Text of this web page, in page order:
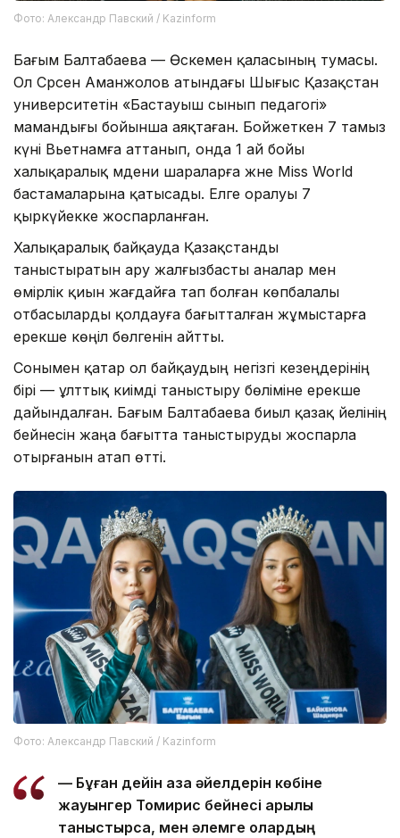
Фото: Александр Павский / Kazinform
Бағым Балтабаева — Өскемен қаласының тумасы.
Ол Сәрсен Аманжолов атындағы Шығыс Қазақстан
университетін «Бастауыш сынып педагогі»
мамандығы бойынша аяқтаған. Бойжеткен 7 тамыз
күні Вьетнамға аттанып, онда 1 ай бойы
халықаралық мәдени шараларға және Miss World
бастамаларына қатысады. Елге оралуы 7
қыркүйекке жоспарланған.
Халықаралық байқауда Қазақстанды
таныстыратын ару жалғызбасты аналар мен
өмірлік қиын жағдайға тап болған көпбалалы
отбасыларды қолдауға бағытталған жұмыстарға
ерекше көңіл бөлгенін айтты.
Сонымен қатар ол байқаудың негізгі кезеңдерінің
бірі — ұлттық киімді таныстыру бөліміне ерекше
дайындалған. Бағым Балтабаева биыл қазақ әйелінің
бейнесін жаңа бағытта таныстыруды жоспарла
отырғанын атап өтті.
Фото: Александр Павский / Kazinform
— Бұған дейін қазақ әйелдерін көбіне
жауынгер Томирис бейнесі арқылы
таныстырса, мен әлемге олардың